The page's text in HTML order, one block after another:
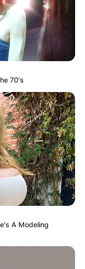
Defined An
70's
A Modeling